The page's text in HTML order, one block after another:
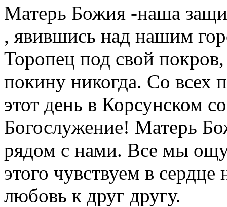
Матерь Божия -наша
, явившись над нашим
Торопец под свой
покину никогда. Со всех
этот день в Корсунском
Богослужение! Матерь
рядом с нами. Все мы
этого чувствуем в
любовь к друг другу.